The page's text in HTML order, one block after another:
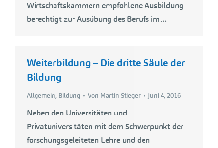
Wirtschaftskammern empfohlene Ausbildung
berechtigt zur Ausübung des Berufs im…
Weiterbildung – Die dritte Säule der
Bildung
Allgemein, Bildung Von Martin Stieger Juni 4, 2016
Neben den Universitäten und
Privatuniversitäten mit dem Schwerpunkt der
forschungsgeleiteten Lehre und den